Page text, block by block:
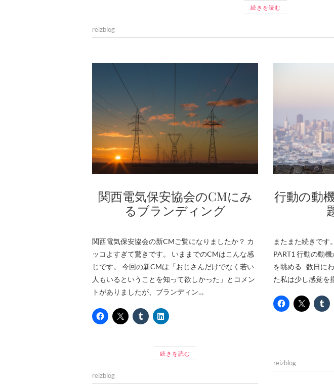
続きを読む
reizblog
関西電気保安協会のCMにみ
るブランディング
関西電気保安協会の新CMご覧になりましたか？ カ
ッコよすぎて驚きです。 いままでのCMはこんな感
じです。 今回の新CMは「おじさんだけでなく若い
人もいるということを知って欲しかった」とコメン
トがありましたが、ブランディン…
続きを読む
reizblog
行動の動
またまた続きです
PART1 行動の動
を眺める 数日に
た私は少し感覚を
reizblog